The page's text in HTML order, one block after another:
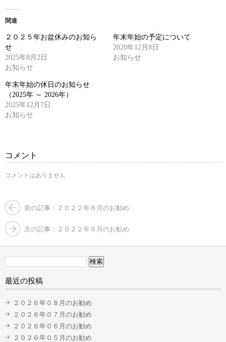
ま
有
い
ウ
ィ
ド
ウ
で
開
き
ま
ク
リ
さ
い
(新
し
い
き
す)
関連
２０２５年お盆休みのお知ら
せ
2025年8月2日
お知らせ
年末年始の予定について
2020年12月8日
お知らせ
年末年始の休日のお知らせ
（2025年 ～ 2026年）
2025年12月7日
お知らせ
コメント
コメントはありません
前の記事：２０２２年８月のお勧め
次の記事：２０２２年９月のお勧め
最近の投稿
２０２６年０８月のお勧め
２０２６年０７月のお勧め
２０２６年０６月のお勧め
２０２６年０５月のお勧め